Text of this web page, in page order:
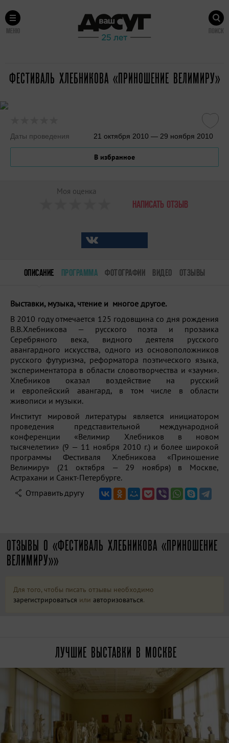
МЕНЮ ПОИСК
ФЕСТИВАЛЬ ХЛЕБНИКОВА «ПРИНОШЕНИЕ ВЕЛИМИРУ»
Даты проведения 21 октября 2010 — 29 ноября 2010
В избранное
Моя оценка
НАПИСАТЬ ОТЗЫВ
ОПИСАНИЕ ПРОГРАММА ФОТОГРАФИИ ВИДЕО ОТЗЫВЫ
Выставки, музыка, чтение и многое другое.
В 2010 году отмечается 125 годовщина со дня рождения
В.В.Хлебникова — русского поэта и прозаика
Серебряного века, видного деятеля русского
авангардного искусства, одного из основоположников
русского футуризма, реформатора поэтического языка,
экспериментатора в области словотворчества и «зауми».
Хлебников оказал воздействие на русский
и европейский авангард, в том числе в области
живописи и музыки.
Институт мировой литературы является инициатором
проведения представительной международной
конференции «Велимир Хлебников в новом
тысячелетии» (9 — 11 ноября 2010 г.) и более широкой
программы Фестиваля Хлебникова «Приношение
Велимиру» (21 октября — 29 ноября) в Москве,
Астрахани и Санкт-Петербурге.
Отправить другу
ОТЗЫВЫ О «ФЕСТИВАЛЬ ХЛЕБНИКОВА «ПРИНОШЕНИЕ
ВЕЛИМИРУ»»
Для того, чтобы писать отзывы необходимо
зарегистрироваться или авторизоваться.
ЛУЧШИЕ ВЫСТАВКИ В МОСКВЕ